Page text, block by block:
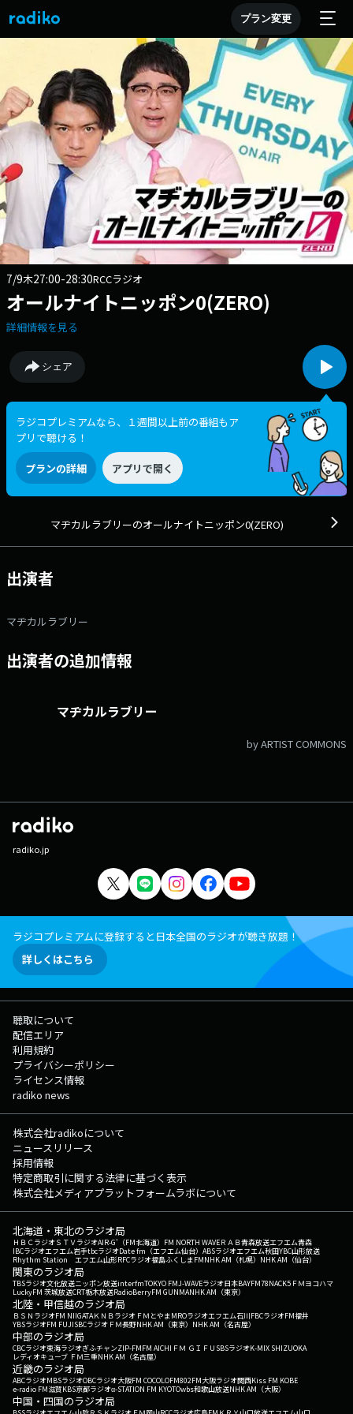
プラン変更
7/9木27:00-28:30RCCラジオ
オールナイトニッポン0(ZERO)
詳細情報を見る
シェア
ラジコプレミアムなら、１週間以上前の番組もア
プリで聴ける！
プランの詳細 アプリで開く
マヂカルラブリーのオールナイトニッポン0(ZERO)
出演者
マヂカルラブリー
出演者の追加情報
マヂカルラブリー
by ARTIST COMMONS
radiko.jp
ラジコプレミアムに登録すると日本全国のラジオが聴き放題！
詳しくはこちら
聴取について
配信エリア
利用規約
プライバシーポリシー
ライセンス情報
radiko news
株式会社radikoについて
ニュースリリース
採用情報
特定商取引に関する法律に基づく表示
株式会社メディアプラットフォームラボについて
北海道・東北のラジオ局
ＨＢＣラジオＳＴＶラジオAIR-G'（FM北海道） FM NORTH WAVEＲＡＢ青森放送エフエム青森
IBCラジオエフエム岩手tbcラジオDate fm（エフエム仙台） ABSラジオエフエム秋田YBC山形放送
Rhythm Station エフエム山形RFCラジオ福島ふくしまFMNHK AM（札幌） NHK AM（仙台）
関東のラジオ局
TBSラジオ文化放送ニッポン放送interfmTOKYO FMJ-WAVEラジオ日本BAYFM78NACK5 ＦＭヨコハマ
LuckyFM 茨城放送CRT栃木放送RadioBerryFM GUNMANHK AM（東京）
北陸・甲信越のラジオ局
ＢＳＮラジオFM NIIGATAＫＮＢラジオ ＦＭとやまMROラジオエフエム石川FBCラジオFM福井
YBSラジオFM FUJISBCラジオ ＦＭ長野NHK AM（東京） NHK AM（名古屋）
中部のラジオ局
CBCラジオ東海ラジオぎふチャンZIP-FMFM AICHI ＦＭ ＧＩＦＵ SBSラジオK-MIX SHIZUOKA
レディオキューブ ＦＭ三重NHK AM（名古屋）
近畿のラジオ局
ABCラジオMBSラジオOBCラジオ大阪FM COCOLOFM802FM大阪ラジオ関西Kiss FM KOBE
e-radio FM滋賀KBS京都ラジオα-STATION FM KYOTOwbs和歌山放送NHK AM（大阪）
中国・四国のラジオ局